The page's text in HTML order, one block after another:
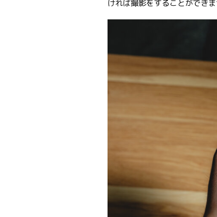
ければ撮影をすることができ